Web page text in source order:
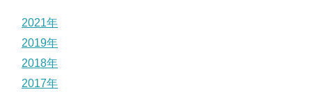
2021年
2019年
2018年
2017年